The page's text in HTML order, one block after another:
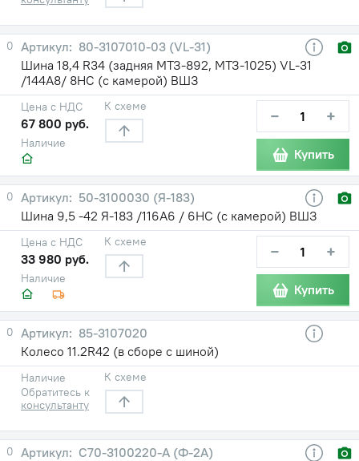
0
80-3107010-03 (VL-31)
Шина 18,4 R34 (задняя МТЗ-892, МТЗ-1025) VL-31
/144A8/ 8НС (с камерой) ВШЗ
Наличие
Цена с НДС
67 800 руб.
К схеме − +
Купить
0
50-3100030 (Я-183)
Шина 9,5 -42 Я-183 /116A6 / 6НС (с камерой) ВШЗ
Наличие
Цена с НДС
33 980 руб.
К схеме − +
Купить
0
85-3107020
Колесо 11.2R42 (в сборе с шиной)
Наличие
Обратитесь к
консультанту
К схеме
0
С70-3100220-А (Ф-2А)